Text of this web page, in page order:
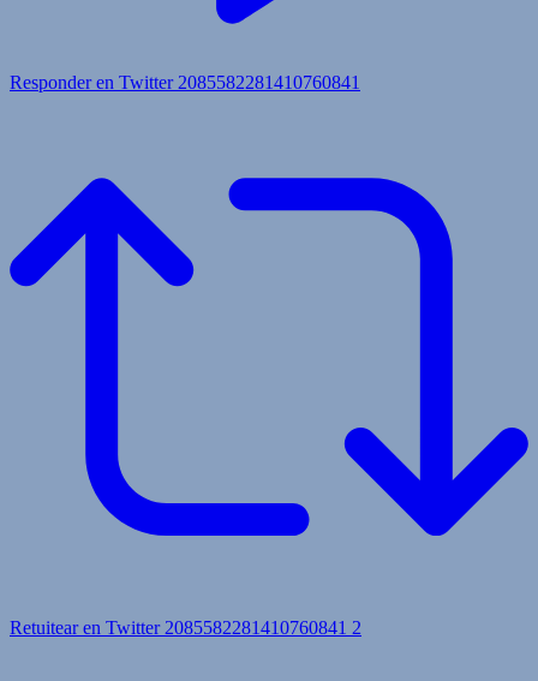
Responder en Twitter 2085582281410760841
Retuitear en Twitter 2085582281410760841 2